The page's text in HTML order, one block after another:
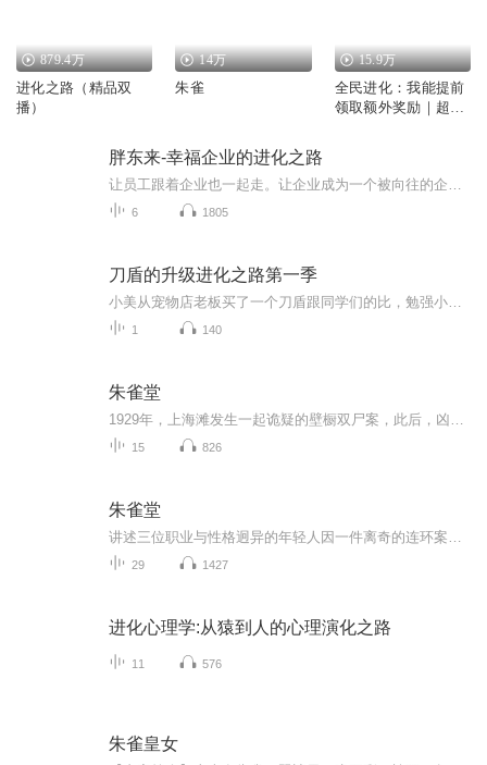
879.4万
进化之路（精品双
播）
14万
朱雀
15.9万
全民进化：我能提前
领取额外奖励｜超能
胖东来-幸福企业的进化之路
6 1805
刀盾的升级进化之路第一季
1 140
朱雀堂
15 826
朱雀堂
29 1427
进化心理学:从猿到人的心理演化之路
11 576
朱雀皇女